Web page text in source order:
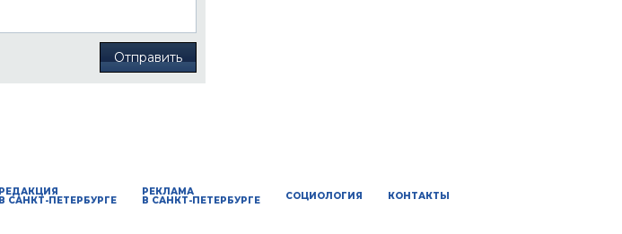
Отправить
РЕДАКЦИЯ
В САНКТ-ПЕТЕРБУРГЕ
РЕКЛАМА
В САНКТ-ПЕТЕРБУРГЕ СОЦИОЛОГИЯ КОНТАКТЫ